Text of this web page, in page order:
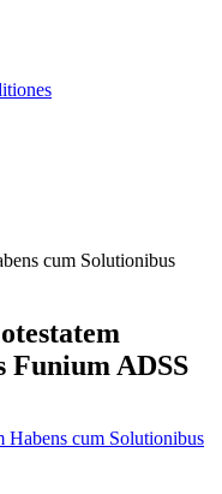
Funium ADSS
Habens cum Solutionibus